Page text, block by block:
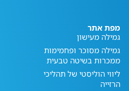
מפת אתר
גמילה מעישון
גמילה מסוכר ופחמימות
ממכרות בשיטה טבעית
ליווי הוליסטי של תהליכי
הרזייה